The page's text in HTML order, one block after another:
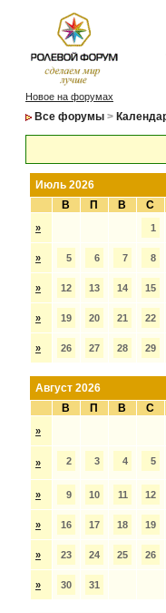
Новое на форумах
Все форумы >
Июль 2026
В
П В С
» 1
» 5 6 7 8
» 12 13 14 15
» 19 20 21 22
» 26 27 28 29
Август 2026
В
П В С
»
» 2 3 4 5
» 9 10 11 12
» 16 17 18 19
» 23 24 25 26
» 30 31